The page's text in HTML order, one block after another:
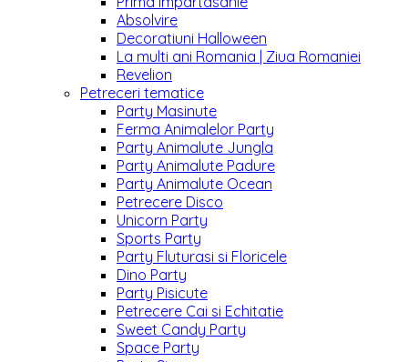
Absolvire
Decoratiuni Halloween
La multi ani Romania | Ziua Romaniei
Revelion
Petreceri tematice
Party Masinute
Ferma Animalelor Party
Party Animalute Jungla
Party Animalute Padure
Party Animalute Ocean
Petrecere Disco
Unicorn Party
Sports Party
Party Fluturasi si Floricele
Dino Party
Party Pisicute
Petrecere Cai si Echitatie
Sweet Candy Party
Space Party